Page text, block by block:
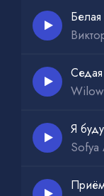
Седая
Wilow
Я
Sofya